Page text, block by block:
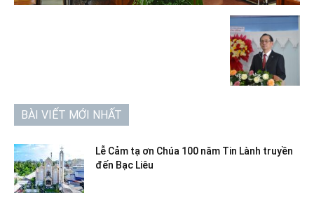
BÀI VIẾT MỚI NHẤT
Lễ Cảm tạ ơn Chúa 100 năm Tin Lành truyền
đến Bạc Liêu